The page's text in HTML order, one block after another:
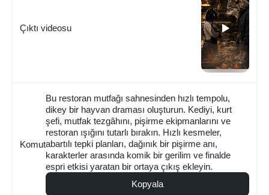
Çıktı videosu
Komut
Bu restoran mutfağı sahnesinden hızlı tempolu,
dikey bir hayvan draması oluşturun. Kediyi, kurt
şefi, mutfak tezgâhını, pişirme ekipmanlarını ve
restoran ışığını tutarlı bırakın. Hızlı kesmeler,
abartılı tepki planları, dağınık bir pişirme anı,
karakterler arasında komik bir gerilim ve finalde
espri etkisi yaratan bir ortaya çıkış ekleyin.
Kopyala